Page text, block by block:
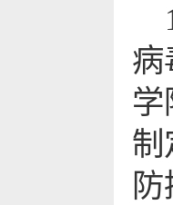
病
学
制